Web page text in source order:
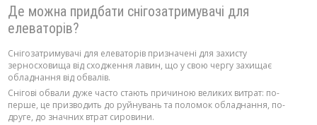
Де можна придбати снігозатримувачі для
елеваторів?
Снігозатримувачі для елеваторів призначені для захисту
зерносховища від сходження лавин, що у свою чергу захищає
обладнання від обвалів.
Снігові обвали дуже часто стають причиною великих витрат: по-
перше, це призводить до руйнувань та поломок обладнання, по-
друге, до значних втрат сировини.